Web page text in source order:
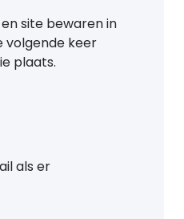
site bewaren in
volgende keer
plaats.
als er